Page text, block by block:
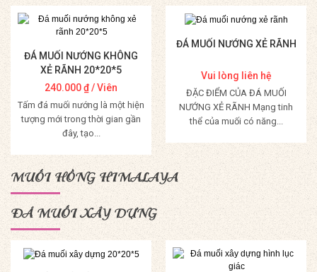
ĐÁ MUỐI NƯỚNG KHÔNG
XẺ RÃNH 20*20*5
240.000₫/ Viên
Tấm đá muối nướng là một hiện
tượng mới trong thời gian gần
đây, tạo...
Mua Hàng
ĐÁ MUỐI NƯỚNG XẺ RÃNH
Vui lòng liên hệ
ĐẶC ĐIỂM CỦA ĐÁ MUỐI
NƯỚNG XẺ RÃNH Mạng tinh
thể của muối có năng...
Mua Hàng
MUỐI HỒNG HIMALAYA
ĐÁ MUỐI XÂY DỰNG